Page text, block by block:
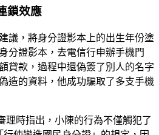
鎖效應
議，將身分證影本上的出生年份塗
分證影本，去電信行申辦手機門
貸款，過程中還偽簽了別人的名字
造的資料，他成功騙取了多支手機
理時指出，小陳的行為不僅觸犯了